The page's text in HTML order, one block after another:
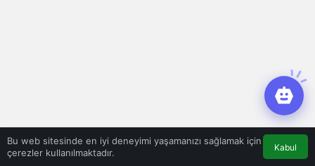
Bu web sitesinde en iyi deneyimi yaşamanızı sağlamak için
çerezler kullanılmaktadır.
Kabul